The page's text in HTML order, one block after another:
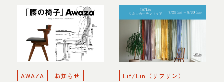
AWAZA
お知らせ
Lif/Lin（リフリン）